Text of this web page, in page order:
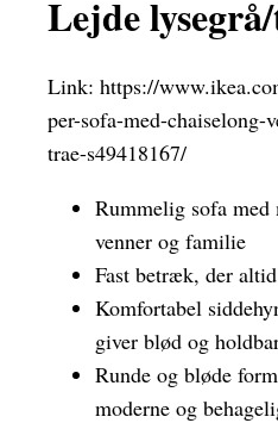
Lejde
Link: https://
per-sofa-med-chaiselong-
trae-s49418167/
Rummelig sofa med
venner og familie
Fast betræk, der
Komfortabel
giver blød og
Runde og bløde
moderne og